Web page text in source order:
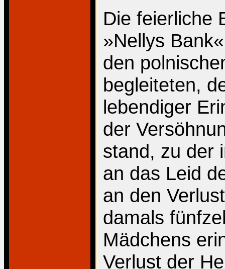
Die feierliche
»Nellys
den
begleiteten,
lebendiger
der
stand, zu der
an das Leid
an den
damals
Mädchens
Verlust der